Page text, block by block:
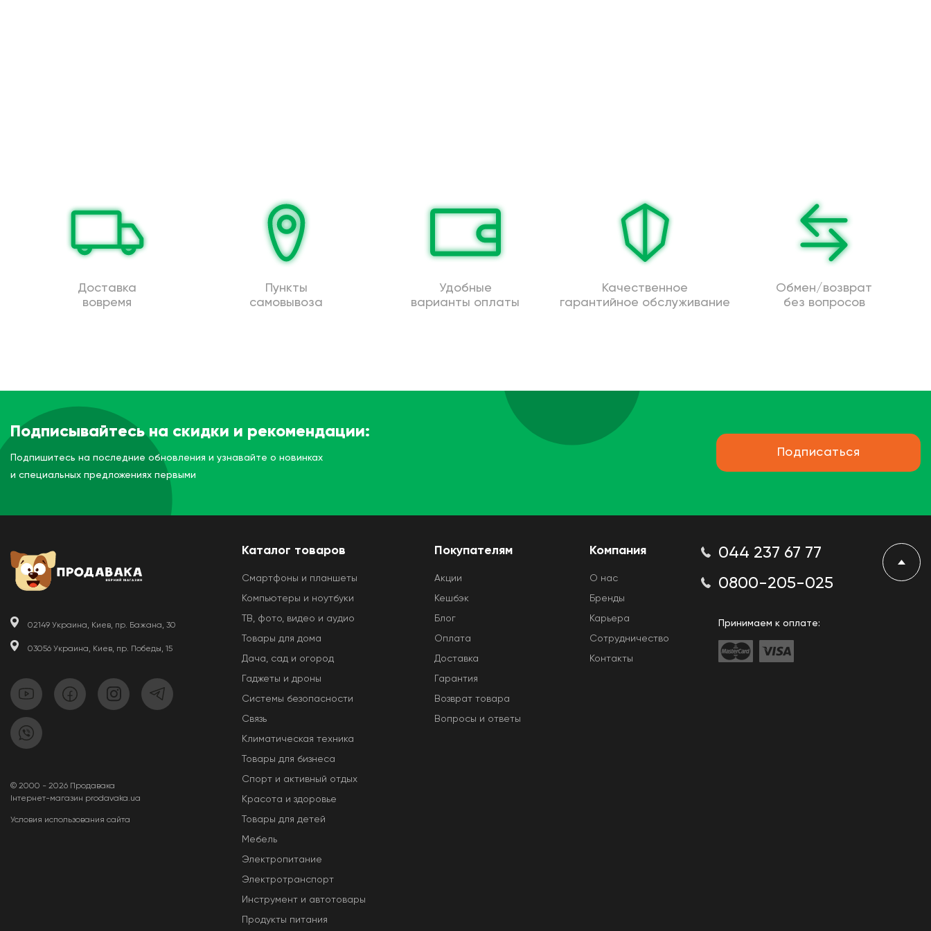
Доставка
вовремя
Пункты
самовывоза
Удобные
варианты оплаты
Качественное
гарантийное обслуживание
Обмен/возврат
без вопросов
Подписывайтесь на скидки и рекомендации:
Подпишитесь на последние обновления и узнавайте о новинках
и специальных предложениях первыми
Подписаться
02149 Украина, Киев, пр. Бажана, 30
03056 Украина, Киев, пр. Победы, 15
© 2000 - 2026 Продавака
Інтернет-магазин prodavaka.ua
Условия использования сайта
Каталог товаров
Смартфоны и планшеты
Компьютеры и ноутбуки
ТВ, фото, видео и аудио
Товары для дома
Дача, сад и огород
Гаджеты и дроны
Системы безопасности
Связь
Климатическая техника
Товары для бизнеса
Спорт и активный отдых
Красота и здоровье
Товары для детей
Мебель
Электропитание
Электротранспорт
Инструмент и автотовары
Продукты питания
Покупателям
Акции
Кешбэк
Блог
Оплата
Доставка
Гарантия
Возврат товара
Вопросы и ответы
Компания
O нас
Бренды
Карьера
Сотрудничество
Контакты
044 237 67 77
0800-205-025
Принимаем к оплате: